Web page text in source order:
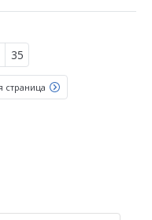
35
страница